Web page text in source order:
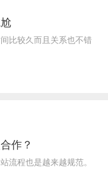
比较久而且关系也不错
作？
流程也是越来越规范。